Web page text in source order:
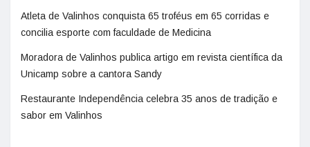
Atleta de Valinhos conquista 65 troféus em 65 corridas e
concilia esporte com faculdade de Medicina
Moradora de Valinhos publica artigo em revista científica da
Unicamp sobre a cantora Sandy
Restaurante Independência celebra 35 anos de tradição e
sabor em Valinhos